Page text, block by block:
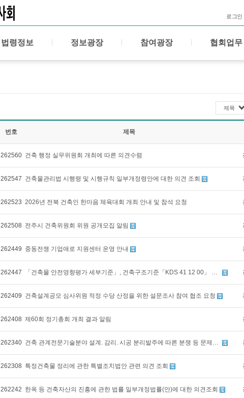
로그인
법령정보 정보광장 참여광장 협회업무
제목
번호 제목
262560 건축 행정 실무위원회 개최에 따른 의견수렴
262547 건축물관리법 시행령 및 시행규칙 일부개정령안에 대한 의견 조회
262523 2026년 전북 건축인 한마음 체육대회 개최 안내 및 참석 요청
262508 전주시 건축위원회 위원 공개모집 알림
262449 중동전쟁 기업애로 지원센터 운영 안내
262447 「건축물 안전영향평가 세부기준」, 건축구조기준「KDS 41 12 00」 및 「KDS 42 10 00」 일부개정안 관련 의견조회
262409 건축설계공모 심사위원 적정 수당 산정을 위한 설문조사 참여 협조 요청
262408 제60회 정기총회 개최 결과 알림
262340 건축 관계전문기술분야 설계. 감리. 시공 분리발주에 따른 분쟁 등 문제점 사례조사 협조 요청
262308 특정건축물 정리에 관한 특별조치법안 관련 의견 조회
262242 한옥 등 건축자산의 진흥에 관한 법률 일부개정법률(안)에 대한 의견조회